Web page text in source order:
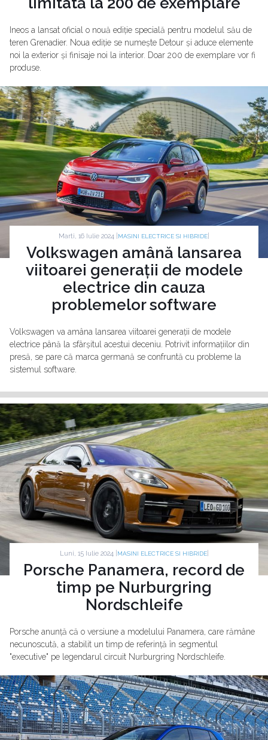
Ineos a lansat oficial o nouă ediție specială pentru modelul său de
teren Grenadier. Noua ediție se numește Detour și aduce elemente
noi la exterior și finisaje noi la interior. Doar 200 de exemplare vor fi
produse.
Marti, 16 Iulie 2024 | MASINI ELECTRICE SI HIBRIDE
Volkswagen amână lansarea
viitoarei generații de modele
electrice din cauza
problemelor software
Volkswagen va amâna lansarea viitoarei generații de modele
electrice până la sfârșitul acestui deceniu. Potrivit informațiilor din
presă, se pare că marca germană se confruntă cu probleme la
sistemul software.
Luni, 15 Iulie 2024 | MASINI ELECTRICE SI HIBRIDE|
Porsche Panamera, record de
timp pe Nurburgring
Nordschleife
Porsche anunță că o versiune a modelului Panamera, care rămâne
necunoscută, a stabilit un timp de referință în segmentul
"executive" pe legendarul circuit Nurburgring Nordschleife.